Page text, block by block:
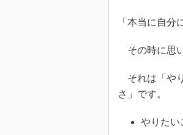
「本当に自分
その時に思
それは「や
さ」です。
やりたい